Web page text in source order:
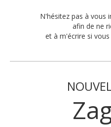
N'hésitez pas à vous
afin de ne
et à m'écrire si